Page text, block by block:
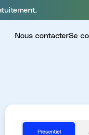
Nous contacterSe
Présentiel